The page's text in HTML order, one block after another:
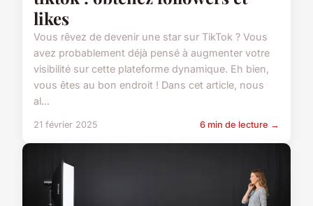
likes
Vous rêvez de devenir une star sur TikTok ? Vous
avez probablement déjà pensé à augmenter votre
visibilité sur cette plateforme dynamique. Eh bien,
vous êtes au bon endroit ! Dans cet article, nous
al...
21 février 2025 6 min de lecture →